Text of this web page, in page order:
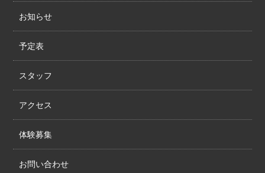
お知らせ
予定表
スタッフ
アクセス
体験募集
お問い合わせ